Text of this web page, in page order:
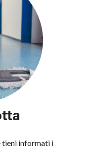
tieni informati i